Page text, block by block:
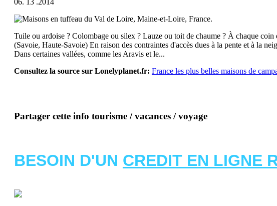
Tuile ou ardoise ? Colombage ou silex ? Lauze ou toit de chaume ? À chaque
(Savoie, Haute-Savoie) En raison des contraintes d'accès dues à la pente et à la
Dans certaines vallées, comme les Aravis et le...
Consultez la source sur Lonelyplanet.fr: France les plus belles maisons de
Partager cette info tourisme / vacances / voyage
BESOIN D'UN CREDIT EN LIGNE